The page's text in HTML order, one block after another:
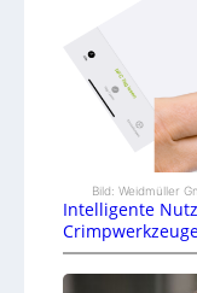
Bild: Weidmüller
Intelligente